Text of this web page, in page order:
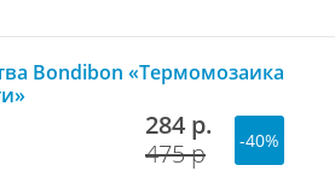
Bondibon «Термомозаика
284 р.
475 р
-40%